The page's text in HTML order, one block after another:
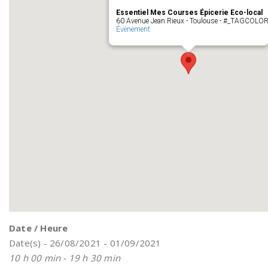
Essentiel Mes Courses Épicerie Eco-local
60 Avenue Jean Rieux - Toulouse - #_TAGCOLOR
Évènement
Date / Heure
Date(s) - 26/08/2021 - 01/09/2021
10 h 00 min - 19 h 30 min